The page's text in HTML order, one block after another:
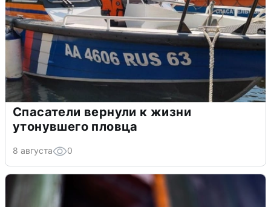
Спасатели вернули к жизни
утонувшего пловца
8 августа 0